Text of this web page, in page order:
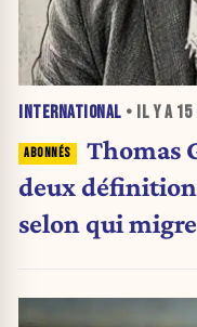
INTERNATIONAL • IL Y A 15
Thomas
deux
selon qui